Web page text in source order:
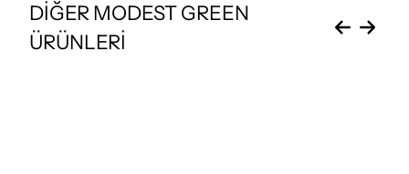
DİĞER MODEST GREEN
ÜRÜNLERİ